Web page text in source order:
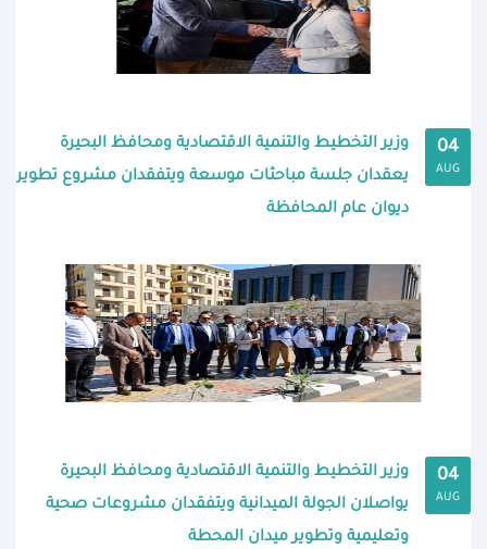
04
AUG
وزير التخطيط والتنمية الاقتصادية ومحافظ البحيرة
يعقدان جلسة مباحثات موسعة ويتفقدان مشروع تطوير
ديوان عام المحافظة
04
AUG
وزير التخطيط والتنمية الاقتصادية ومحافظ البحيرة
يواصلان الجولة الميدانية ويتفقدان مشروعات صحية
وتعليمية وتطوير ميدان المحطة